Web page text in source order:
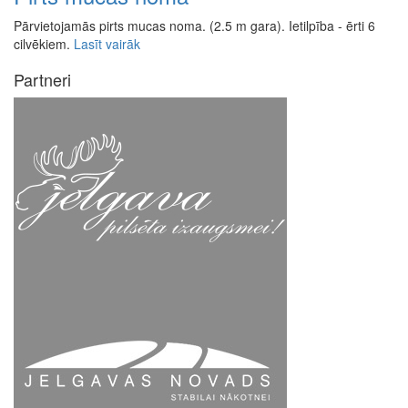
Pārvietojamās pirts mucas noma. (2.5 m gara). Ietilpība - ērti 6
cilvēkiem. Lasīt vairāk
Partneri